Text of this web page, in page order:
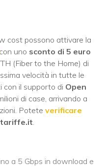
cost possono attivare la
con uno sconto di 5 euro
(Fiber to the Home) di
velocità in tutte le
con il supporto di Open
di case, arrivando a
Potete verificare
a 5 Gbps in download e